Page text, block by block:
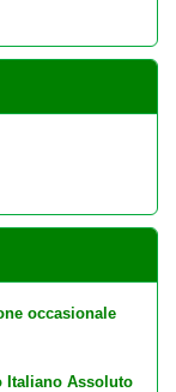
occasionale
Italiano Assoluto